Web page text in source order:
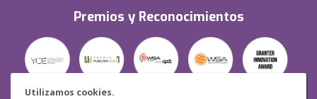
Utilizamos cookies.
Premios y Reconocimientos